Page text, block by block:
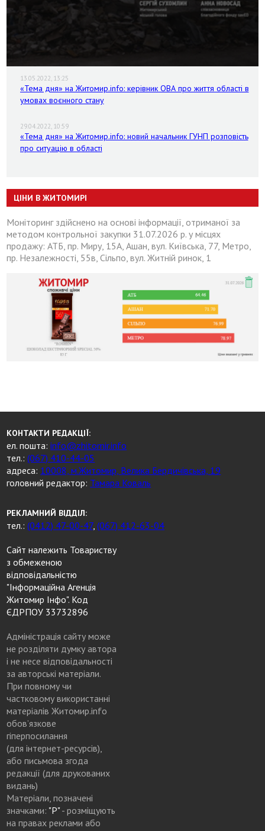
13.05.2022, 13:25
«Тема дня» на Житомир.info: керівник ОВА про життя області в
умовах воєнного стану
29.04.2022, 10:59
«Тема дня» на Житомир.info: новий начальник ГУНП розповість
про ситуацію в області
ЦІНИ В ЖИТОМИРІ
Моніторинг здійснено на основі інформації, отриманої за
методом контрольної закупки 31.07.2026 р. у місцях
продажу: АТБ, пр. Миру, 15А, Ашан, вул. Київська, 77, Метро,
пр. Незалежності, 55в, Сільпо, вул. Житній ринок, 1
КОНТАКТИ РЕДАКЦІЇ:
ел. пошта:info@zhitomir.info
тел.:(067) 410-44-05
адреса: 10008, м.Житомир, Велика Бердичівська, 19
головний редактор: Тамара Коваль
РЕКЛАМНИЙ ВІДДІЛ:
тел.:(0412) 47-00-47,(067) 412-63-04
Сайт належить Товариству
з обмеженою
відповідальністю
"Інформаційна Агенція
Житомир Інфо". Код
ЄДРПОУ 33732896
Адміністрація сайту може
не розділяти думку автора
і не несе відповідальності
за авторські матеріали.
При повному чи
частковому використанні
матеріалів Житомир.info
обов’язкове
гіперпосилання
(для інтернет-ресурсів),
або письмова згода
редакції (для друкованих
видань)
Матеріали, позначені
значками: "Р"- розміщують
на правах реклами або